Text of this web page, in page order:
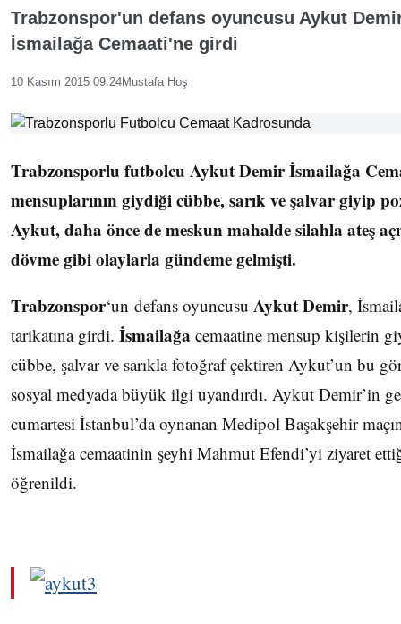
Trabzonspor'un defans oyuncusu Aykut
İsmailağa Cemaati'ne girdi
10 Kasım 2015 09:24Mustafa Hoş
Trabzonsporlu futbolcu Aykut Demir İsmailağa
mensuplarının giydiği cübbe, sarık ve şalvar giyip
Aykut, daha önce de meskun mahalde silahla ateş
dövme gibi olaylarla gündeme gelmişti.
Trabzonspor‘un defans oyuncusu Aykut Demir,
tarikatına girdi. İsmailağa cemaatine mensup kişilerin
cübbe, şalvar ve sarıkla fotoğraf çektiren Aykut’un bu
sosyal medyada büyük ilgi uyandırdı. Aykut Demir’in
cumartesi İstanbul’da oynanan Medipol Başakşehir
İsmailağa cemaatinin şeyhi Mahmut Efendi’yi ziyaret
öğrenildi.